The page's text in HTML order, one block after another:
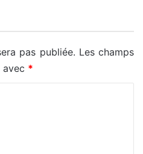
pas publiée. Les champs
*